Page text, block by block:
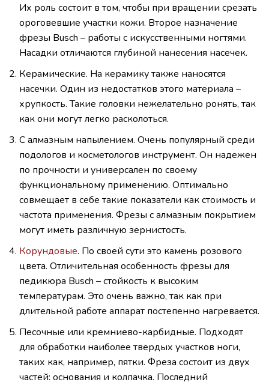
Их роль состоит в том, чтобы при вращении срезать
ороговевшие участки кожи. Второе назначение
фрезы Busch – работы с искусственными ногтями.
Насадки отличаются глубиной нанесения насечек.
Керамические. На керамику также наносятся
насечки. Один из недостатков этого материала –
хрупкость. Такие головки нежелательно ронять, так
как они могут легко расколоться.
С алмазным напылением. Очень популярный среди
подологов и косметологов инструмент. Он надежен
по прочности и универсален по своему
функциональному применению. Оптимально
совмещает в себе такие показатели как стоимость и
частота применения. Фрезы с алмазным покрытием
могут иметь различную зернистость.
Корундовые. По своей сути это камень розового
цвета. Отличительная особенность фрезы для
педикюра Busch – стойкость к высоким
температурам. Это очень важно, так как при
длительной работе аппарат постепенно нагревается.
Песочные или кремниево-карбидные. Подходят
для обработки наиболее твердых участков ноги,
таких как, например, пятки. Фреза состоит из двух
частей: основания и колпачка. Последний